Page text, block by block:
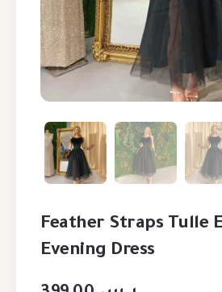
Feather Straps Tulle
Evening Dress